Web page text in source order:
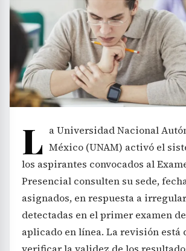
L a Universidad Nacional
México (UNAM) activó el
los aspirantes convocados al
Presencial consulten su sede,
asignados, en respuesta a
detectadas en el primer examen
aplicado en línea. La revisión